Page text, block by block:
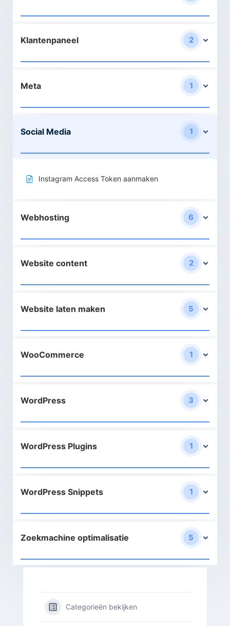
Klantenpaneel 2
Meta 1
Social Media 1
Instagram Access Token aanmaken
Webhosting 6
Website content 2
Website laten maken 5
WooCommerce 1
WordPress 3
WordPress Plugins 1
WordPress Snippets 1
Zoekmachine optimalisatie 5
Categorieën bekijken